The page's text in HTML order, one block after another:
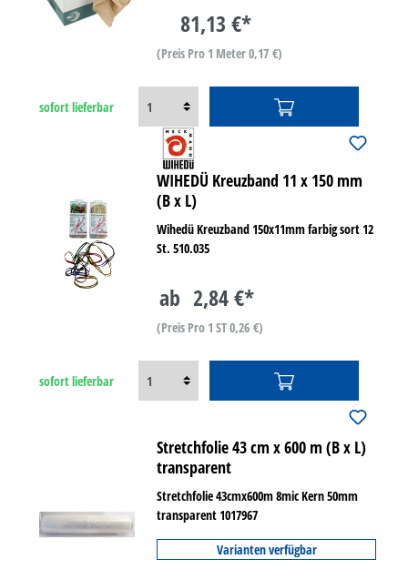
81,13 €*
(Preis Pro 1 Meter 0,17 €)
sofort lieferbar
WIHEDÜ Kreuzband 11 x 150 mm
(B x L)
Wihedü Kreuzband 150x11mm farbig sort 12
St. 510.035
ab 2,84 €*
(Preis Pro 1 ST 0,26 €)
sofort lieferbar
Stretchfolie 43 cm x 600 m (B x L)
transparent
Stretchfolie 43cmx600m 8mic Kern 50mm
transparent 1017967
Varianten verfügbar